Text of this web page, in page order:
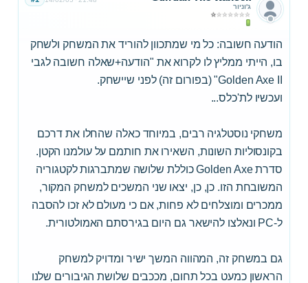
ג'וניור
הודעה חשובה: כל מי שמתכוון להוריד את המשחק ולשחק
בו, הייתי ממליץ לו לקרוא את "הודעה+שאלה חשובה לגבי
Golden Axe II" (בפורום זה) לפני שיישחק.
ועכשיו לת'כלס...
משחקי נוסטלגיה רבים, במיוחד כאלה שהחלו את דרכם
בקונסוליות השונות, השאירו את חותמם על עולמנו הקטן.
סדרת Golden Axe כוללת שלושה שמתברגות לקטגוריה
המשובחת הזו. כן, כן, יצאו שני המשכים למשחק המקור,
ממכרים ומוצלחים לא פחות, אם כי מעולם לא זכו להסבה
ל-PC ונאלצו להישאר גם היום בגירסתם האמולטורית.
גם במשחק זה, המהווה המשך ישיר ומדויק למשחק
הראשון כמעט בכל תחום, מככבים שלושת הגיבורים שלנו